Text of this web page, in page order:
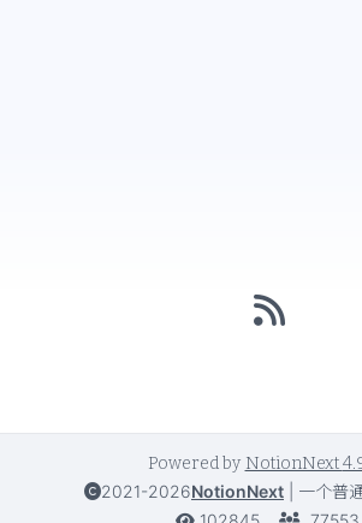
Powered by NotionNext
2021-2026NotionNext
一个普